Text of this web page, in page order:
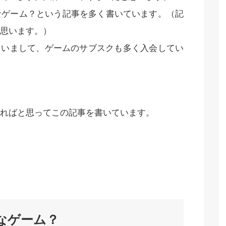
ーム？という記事を多く書いています。（記
います。）
まして、ゲームのサブスクも多く入会してい
ばと思ってこの記事を書いています。
ゲーム？